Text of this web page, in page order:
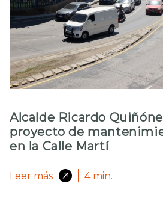
Alcalde Ricardo
proyecto de
en la Calle Martí
Leer más 4 min.